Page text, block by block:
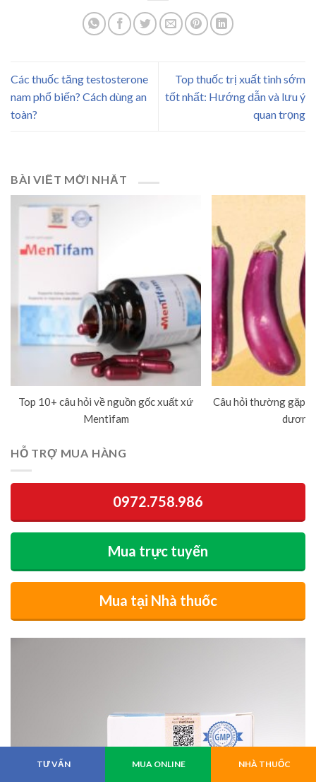
Các thuốc tăng testosterone
nam phổ biến? Cách dùng an
toàn?
Top thuốc trị xuất tinh sớm
tốt nhất: Hướng dẫn và lưu ý
quan trọng
BÀI VIẾT MỚI NHẤT
Top 10+ câu hỏi về nguồn gốc xuất xứ
Mentifam
Câu hỏi thường gặp
dương
HỖ TRỢ MUA HÀNG
0972.758.986
Mua trực tuyến
Mua tại Nhà thuốc
TƯ VẤN MUA ONLINE NHÀ THUỐC